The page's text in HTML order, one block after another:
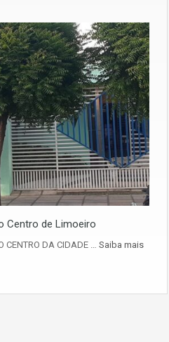
Centro de Limoeiro
CENTRO DA CIDADE … Saiba mais